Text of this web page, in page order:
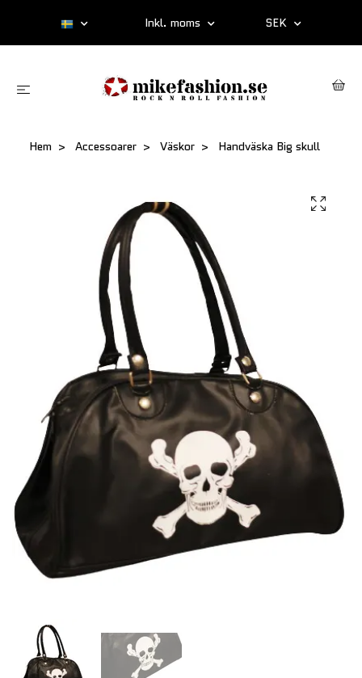
Inkl. moms SEK
Hem Accessoarer Väskor Handväska Big skull